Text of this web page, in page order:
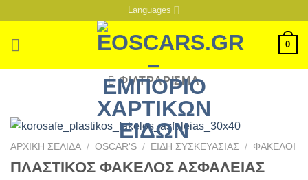
περιεχόμενο
Languages
0
ΦΙΛΤΡΆΡΙΣΜΑ
ΑΡΧΙΚΉ ΣΕΛΊΔΑ / OSCAR'S / ΕΙΔΗ ΣΥΣΚΕΥΑΣΙΑΣ / ΦΑΚΕΛΟΙ
ΠΛΑΣΤΙΚΟΣ ΦΑΚΕΛΟΣ ΑΣΦΑΛΕΙΑΣ